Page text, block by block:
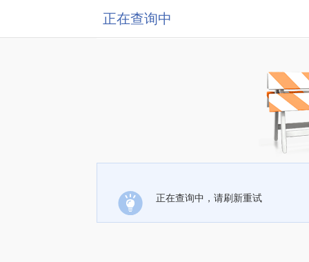
正在查询中
正在查询中，请刷新重试